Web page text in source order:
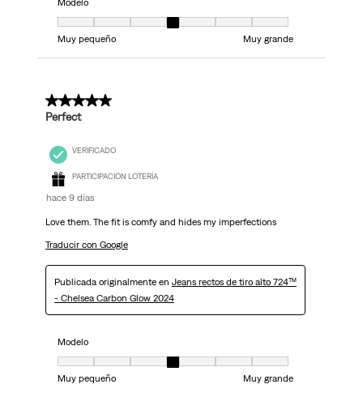
Modelo
Modelo, 4 de 7, donde 1 es igual a Muy pequeño y 7 es igual a Muy
Muy pequeño
Muy grande
5 de 5 estrellas.
Perfect
VERIFICADO
PARTICIPACIÓN LOTERÍA
hace 9 días
Love them. The fit is comfy and hides my imperfections
Traducir con Google
Publicada originalmente en Jeans rectos de tiro alto 724™
- Chelsea Carbon Glow 2024
Modelo
Modelo, 4 de 7, donde 1 es igual a Muy pequeño y 7 es igual a Muy
Muy pequeño
Muy grande